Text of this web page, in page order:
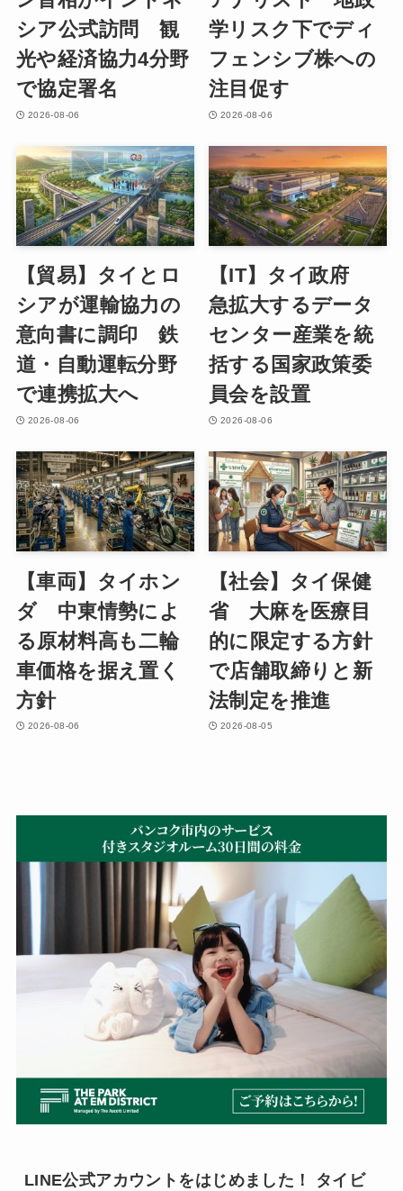
シア公式訪問 観
光や経済協力4分野
で協定署名
2026-08-06
学リスク下でディ
フェンシブ株への
注目促す
2026-08-06
【貿易】タイとロ
シアが運輸協力の
意向書に調印 鉄
道・自動運転分野
で連携拡大へ
2026-08-06
【IT】タイ政府
急拡大するデータ
センター産業を統
括する国家政策委
員会を設置
2026-08-06
【車両】タイホン
ダ 中東情勢によ
る原材料高も二輪
車価格を据え置く
方針
2026-08-06
【社会】タイ保健
省 大麻を医療目
的に限定する方針
で店舗取締りと新
法制定を推進
2026-08-05
LINE公式アカウントをはじめました！ タイビ